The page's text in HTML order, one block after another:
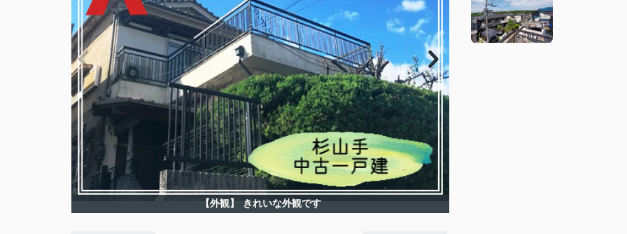
【外観】 きれいな外観です